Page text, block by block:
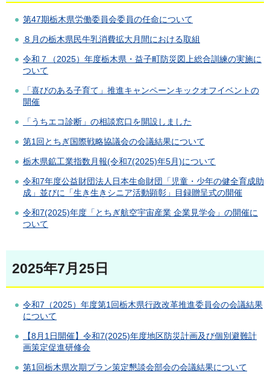
第47期栃木県労働委員会委員の任命について
８月の栃木県民牛乳消費拡大月間における取組
令和７（2025）年度栃木県・益子町防災図上総合訓練の実施に
ついて
「喜びのある子育て」推進キャンペーンキックオフイベントの
開催
「うちエコ診断」の相談窓口を開設しました
第1回とちぎ国際戦略協議会の会議結果について
栃木県鉱工業指数月報(令和7(2025)年5月)について
令和7年度公益財団法人日本生命財団「児童・少年の健全育成助
成」並びに「生き生きシニア活動顕彰」目録贈呈式の開催
令和7(2025)年度「とちぎ航空宇宙産業 企業見学会」の開催に
ついて
2025年7月25日
令和7（2025）年度第1回栃木県行政改革推進委員会の会議結果
について
【8月1日開催】令和7(2025)年度地区防災計画及び個別避難計
画策定促進研修会
第1回栃木県次期プラン策定懇談会部会の会議結果について